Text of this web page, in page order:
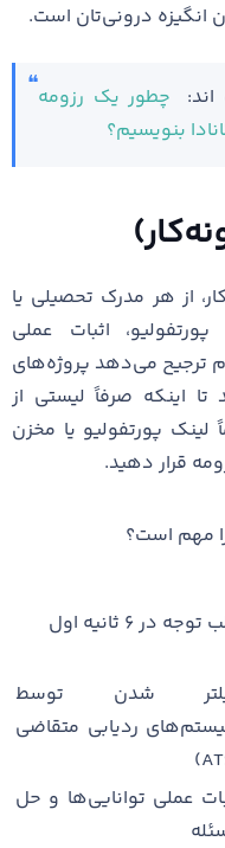
انگیزه درونی‌تان است.
چطور یک رزومه
بنویسیم؟
از هر مدرک تحصیلی یا
اثبات عملی
ترجیح می‌دهد پروژه‌های
اینکه صرفاً لیستی از
لینک پورتفولیو یا مخزن
قرار دهید.
مهم است؟
در ۶ ثانیه اول
شدن توسط
ردیابی متقاضی
عملی توانایی‌ها و حل